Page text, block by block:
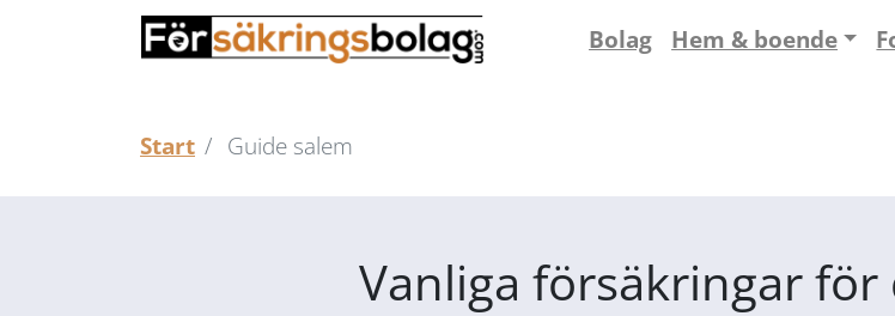
Bolag Hem & boende
Start Guide salem
Vanliga försäkringar för